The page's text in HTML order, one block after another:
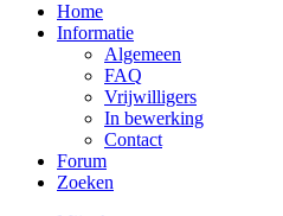
Home
Informatie
Algemeen
FAQ
Vrijwilligers
In bewerking
Contact
Forum
Zoeken